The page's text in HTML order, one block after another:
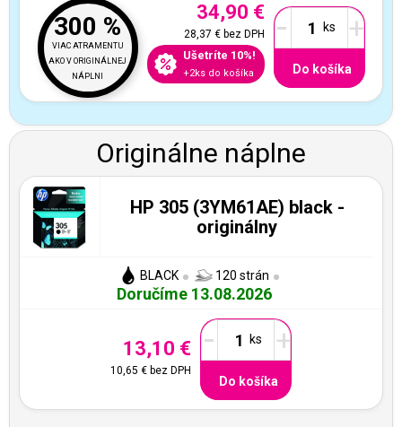
300 %
VIAC ATRAMENTU
AKO V ORIGINÁLNEJ
NÁPLNI
34,90 €
28,37 €bez DPH
Ušetríte 10%!
+2ks do košíka
- +
Do košíka
Originálne náplne
HP 305 (3YM61AE) black -
originálny
BLACK 120 strán
Doručíme 13.08.2026
13,10 €
10,65 € bez DPH
- +
Do košíka